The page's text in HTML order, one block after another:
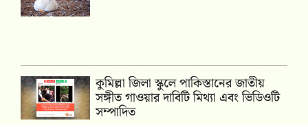
কুমিল্লা জিলা স্কুলে পাকিস্তানের জাতীয়
সঙ্গীত গাওয়ার দাবিটি মিথ্যা এবং ভিডিওটি
সম্পাদিত